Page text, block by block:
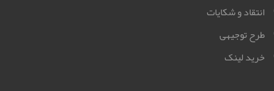
انتقاد و شکایات
طرح توجیهی
خرید لینک